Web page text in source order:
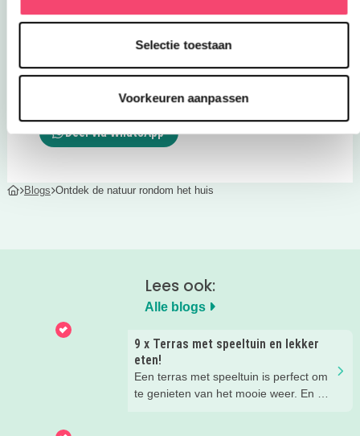
Selectie toestaan
Voorkeuren aanpassen
Deel via WhatsApp
Blogs Ontdek de natuur rondom het huis
Lees ook:
Alle blogs
9 x Terras met speeltuin en lekker
eten!
Een terras met speeltuin is perfect om
te genieten van het mooie weer. En om